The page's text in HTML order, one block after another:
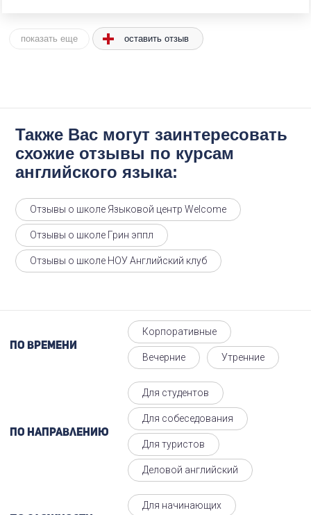
показать еще оставить отзыв
Также Вас могут заинтересовать
схожие отзывы по курсам
английского языка:
Отзывы о школе Языковой центр Welcome
Отзывы о школе Грин эппл
Отзывы о школе НОУ Английский клуб
По времени
Корпоративные
Вечерние Утренние
По направлению
Для студентов
Для собеседования
Для туристов
Деловой английский
Для начинающих